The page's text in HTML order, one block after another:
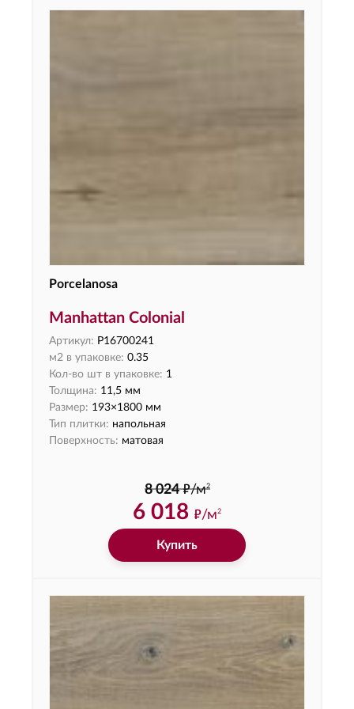
Porcelanosa
Manhattan Colonial
Артикул: P16700241
м2 в упаковке: 0.35
Кол-во шт в упаковке: 1
Толщина: 11,5 мм
Размер: 193×1800 мм
Тип плитки: напольная
Поверхность: матовая
8 024 ф/м2
6 018 ф/м2
Купить